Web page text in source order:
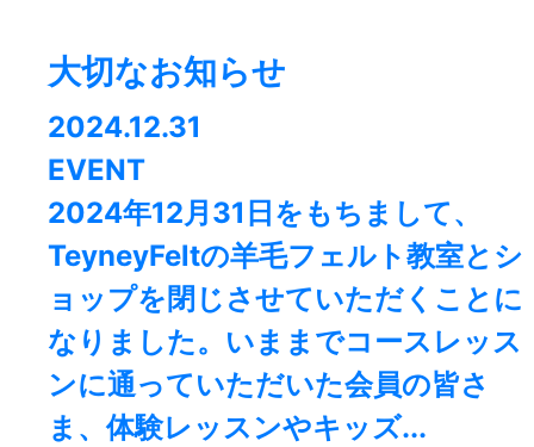
大切なお知らせ
2024.12.31
EVENT
2024年12月31日をもちまして、
TeyneyFeltの羊毛フェルト教室とシ
ョップを閉じさせていただくことに
なりました。⁡いままでコースレッス
ンに通っていただいた会員の皆さ
ま、体験レッスンやキッズ...